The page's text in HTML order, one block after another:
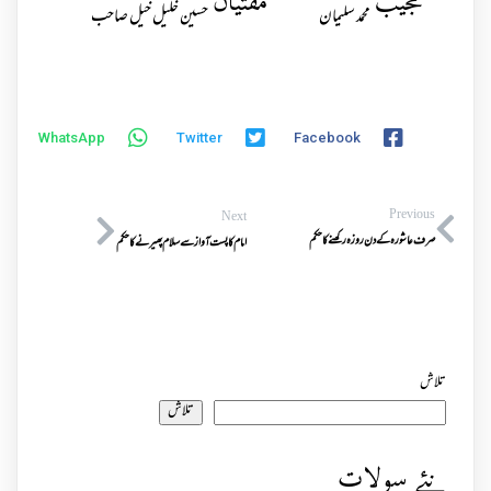
محمد سلیمان
حسین خلیل خیل صاحب
Facebook
Twitter
WhatsApp
Previous
صرف عاشورہ کے دن روزہ رکھنےکاحکم
Next
امام کا پست آواز سے سلام پھیرنے کا حکم
تلاش
تلاش
نئے سولات